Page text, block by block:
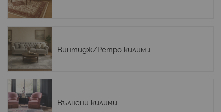
Винтидж/Ретро килими
Вълнени килими